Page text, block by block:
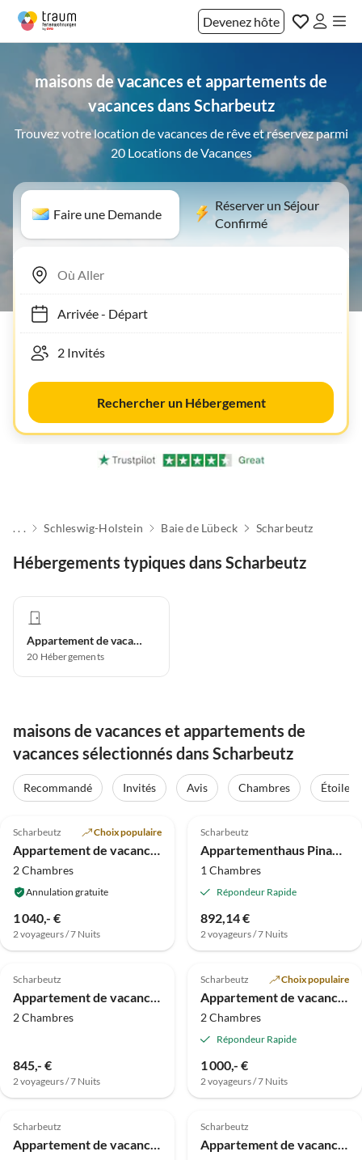
Devenez hôte
maisons de vacances et appartements de
vacances dans Scharbeutz
Trouvez votre location de vacances de rêve et réservez parmi
20 Locations de Vacances
Faire une Demande
Réserver un Séjour
Confirmé
Arrivée- Départ
Rechercher un Hébergement
. . . Schleswig-Holstein Baie de Lübeck Scharbeutz
Hébergements typiques dans Scharbeutz
Appartement de vacances
20 Hébergements
maisons de vacances et appartements de
vacances sélectionnés dans Scharbeutz
Recommandé Invités Avis Chambres
Étoiles
Scharbeutz Choix populaire
Appartement de vacances Pause
2 Chambres
Annulation gratuite
1 040,- €
2 voyageurs / 7 Nuits
Scharbeutz
Appartementhaus Pinamar, Scharbeutz
1 Chambres
Répondeur Rapide
892,14 €
2 voyageurs / 7 Nuits
4.9 (13)
Scharbeutz
Appartement de vacances Seeschwalbe Scharbeutz
2 Chambres
845,- €
2 voyageurs / 7 Nuits
4.9 (6)
Scharbeutz Choix populaire
Appartement de vacances Résidence Hanseaten, Apt. 25
2 Chambres
Répondeur Rapide
1 000,- €
2 voyageurs / 7 Nuits
5.0 (5)
Scharbeutz
Appartement de vacances Aventure en mer Baltique
5.0 (4)
Scharbeutz
Appartement de vacances dans la Maison Dune de Plage, N° 14